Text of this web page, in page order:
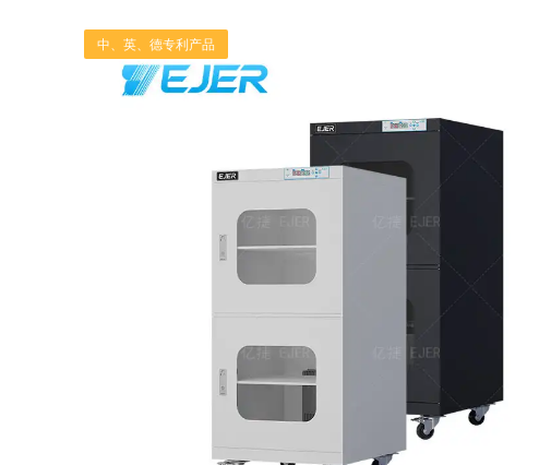
中、英、德专利产品